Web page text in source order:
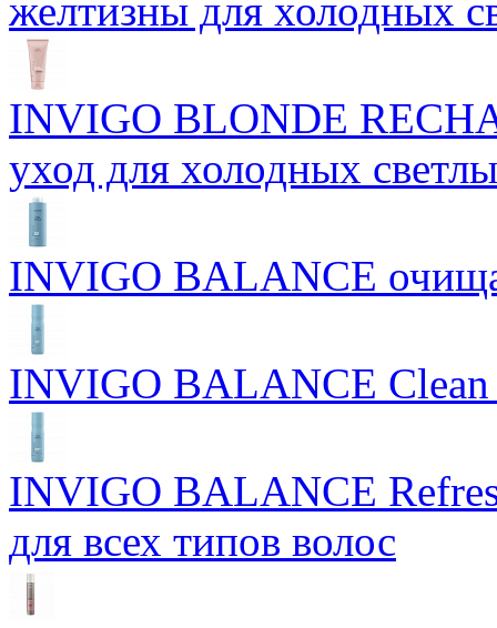
желтизны для холодных
INVIGO BLONDE
уход для холодных
INVIGO BALANCE
INVIGO BALANCE Clean
INVIGO BALANCE
для всех типов волос